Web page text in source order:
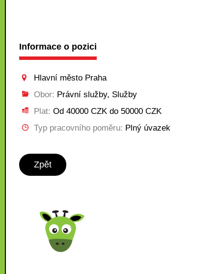
Informace o pozici
Hlavní město Praha
Obor: Právní služby, Služby
Plat: Od 40000 CZK do 50000 CZK
Typ pracovního poměru: Plný úvazek
Zpět